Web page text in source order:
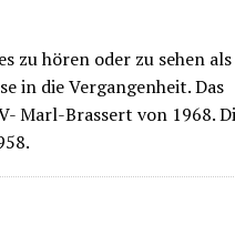
zu hören oder zu sehen
in die Vergangenheit. Das
Marl-Brassert von 1968.